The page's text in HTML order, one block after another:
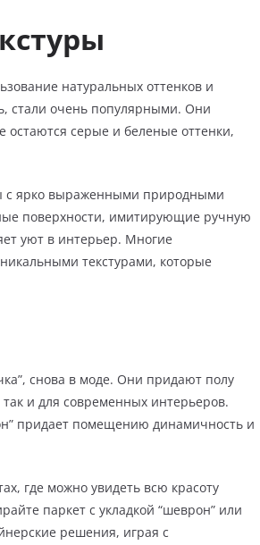
натуральных оттенков и
стали очень популярными. Они
серые и беленые оттенки,
с ярко выраженными природными
поверхности, имитирующие ручную
уют в интерьер. Многие
текстурами, которые
снова в моде. Они придают полу
и для современных интерьеров.
придает помещению динамичность и
где можно увидеть всю красоту
паркет с укладкой “шеврон” или
решения, играя с